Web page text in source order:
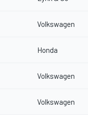
Volkswagen
Honda
Volkswagen
Volkswagen